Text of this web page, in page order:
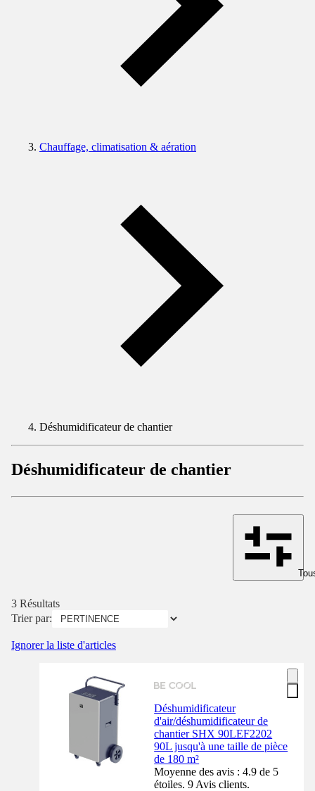
Chauffage, climatisation & aération
Déshumidificateur de chantier
Déshumidificateur de chantier
3 Résultats
Trier par:
Ignorer la liste d'articles
Déshumidificateur
d'air/déshumidificateur de
chantier SHX 90LEF2202
90L jusqu'à une taille de pièce
de 180 m²
Moyenne des avis : 4.9 de 5
étoiles. 9 Avis clients.